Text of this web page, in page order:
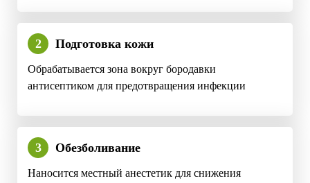
2 Подготовка кожи
Обрабатывается зона вокруг бородавки
антисептиком для предотвращения инфекции
3 Обезболивание
Наносится местный анестетик для снижения